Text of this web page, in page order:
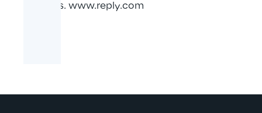
Services. www.reply.com